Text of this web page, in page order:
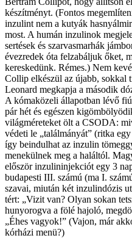
készítményt. (Fontos
inzulint nem a kutyák
most. A humán inzulinok
sertések és szarvasmarhák
évezredek óta felzabáljuk őket,
kereskedünk. Rémes.) Nem
Collip elkészül az újabb, sokkal
Leonard megkapja a második
A kómaközeli állapotban lévő
pár hét és egészen
világméreteket ölt a CSODA:
védeti le „találmányát” (ritka
így beindulhat az inzulin
menekülnek meg a haláltól.
először inzulininjekciót egy 3
budapesti III. számú (ma I.
szavai, miután két inzulindózis
tért: „Vizit van? Olyan sokan
hunyorogva a fölé hajoló,
„Éhes vagyok!” (Vajon, már
kórházi menü?)